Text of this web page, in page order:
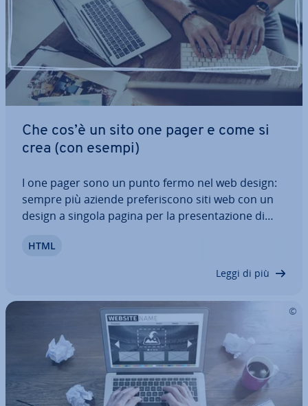
Che cos’è un sito one pager e come si
crea (con esempi)
I one pager sono un punto fermo nel web design:
sempre più aziende pre­fe­ri­sco­no siti web con un
design a singola pagina per la pre­sen­ta­zio­ne di
men­to e ad altri elementi nel contenuto, si può
HTML
Leggi di più